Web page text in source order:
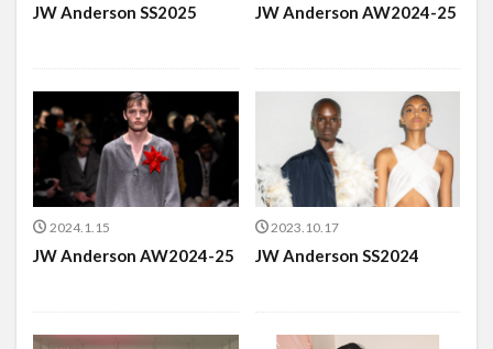
JW Anderson SS2025 JW Anderson AW2024-25
2024.1.15
JW Anderson AW2024-25
2023.10.17
JW Anderson SS2024